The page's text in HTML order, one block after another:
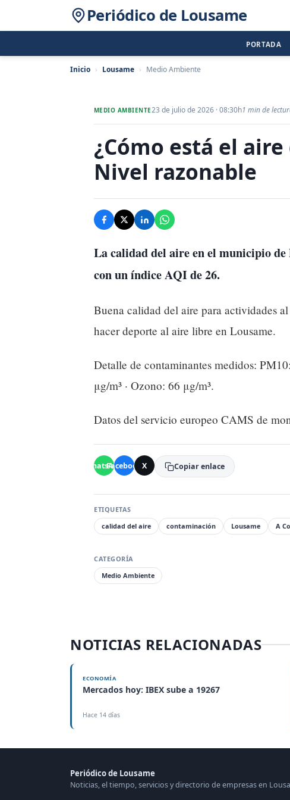
Periódico de Lousame
PORTADA
Inicio › Lousame › Medio Ambiente
MEDIO AMBIENTE23 de julio de 2026 · 08:30h1 min de
¿Cómo está el
Nivel razonable
La calidad del aire en el municipio de
con un índice AQI de 26.
Buena calidad del aire para actividades
hacer deporte al aire libre en Lousame.
Detalle de contaminantes medidos:
μg/m³ · Ozono: 66 μg/m³.
Datos del servicio europeo CAMS de
WhatsApp
Facebook X Copiar enlace
ETIQUETAS
calidad del aire
contaminación Lousame A
CATEGORÍA
Medio Ambiente
NOTICIAS RELACIONADAS
ECONOMÍA
Mercados hoy: IBEX sube a 19267
Hace 14 días
Periódico de Lousame
Noticias, el tiempo, servicios y directorio de empresas en